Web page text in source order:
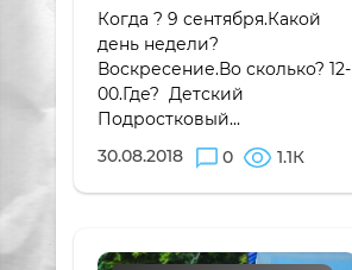
Когда ? 9 сентября.Какой
день недели?
Воскресение.Во сколько? 12-
00.Где? Детский
Подростковый...
30.08.2018
0 1.1К